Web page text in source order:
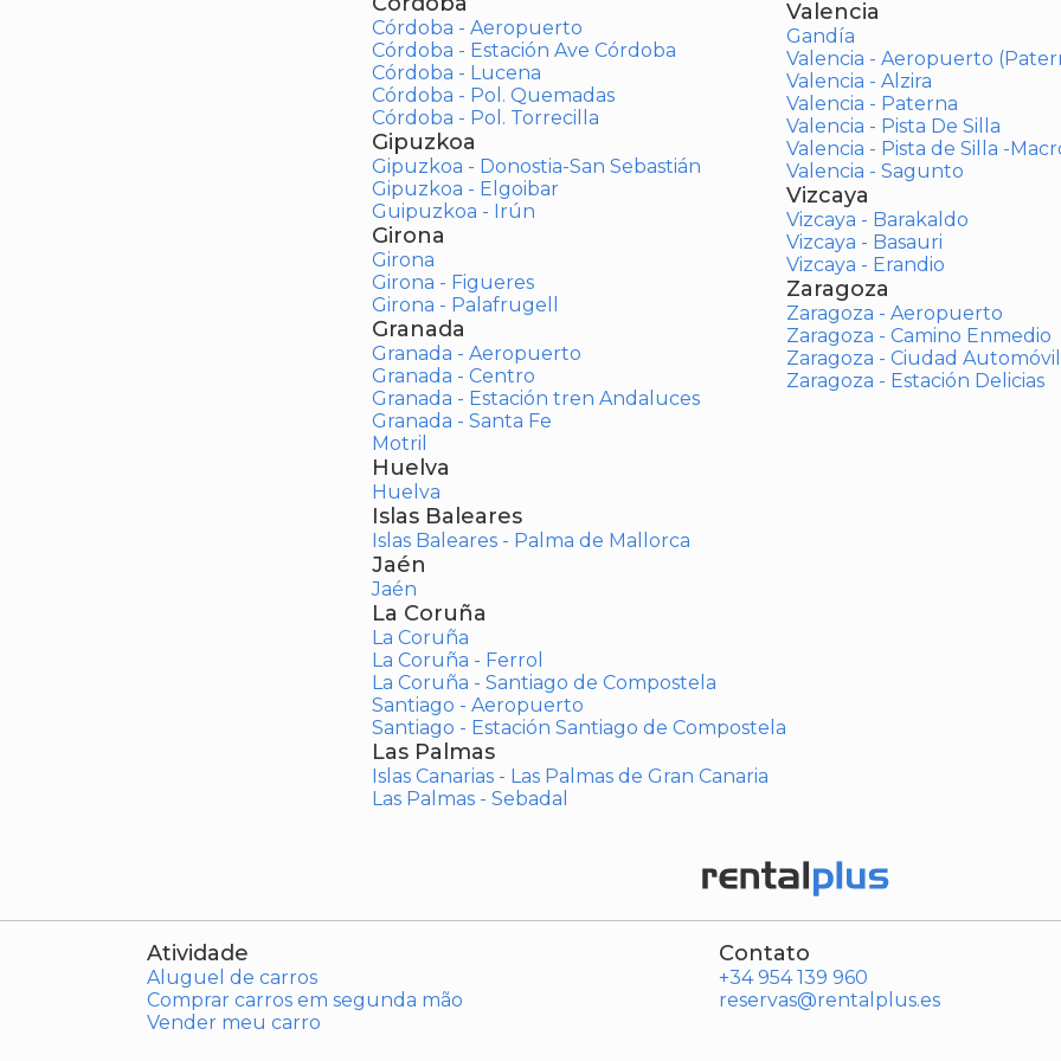
Córdoba - Aeropuerto
Córdoba - Estación Ave Córdoba
Córdoba - Lucena
Córdoba - Pol. Quemadas
Córdoba - Pol. Torrecilla
Gipuzkoa
Gipuzkoa - Donostia-San Sebastián
Gipuzkoa - Elgoibar
Guipuzkoa - Irún
Girona
Girona
Girona - Figueres
Girona - Palafrugell
Granada
Granada - Aeropuerto
Granada - Centro
Granada - Estación tren Andaluces
Granada - Santa Fe
Motril
Huelva
Huelva
Islas Baleares
Islas Baleares - Palma de Mallorca
Jaén
Jaén
La Coruña
La Coruña
La Coruña - Ferrol
La Coruña - Santiago de Compostela
Santiago - Aeropuerto
Santiago - Estación Santiago de Compostela
Las Palmas
Islas Canarias - Las Palmas de Gran Canaria
Las Palmas - Sebadal
Valencia
Gandía
Valencia - Aeropuerto
Valencia - Alzira
Valencia - Paterna
Valencia - Pista De Silla
Valencia - Pista de Silla -
Valencia - Sagunto
Vizcaya
Vizcaya - Barakaldo
Vizcaya - Basauri
Vizcaya - Erandio
Zaragoza
Zaragoza - Aeropuerto
Zaragoza - Camino Enmedio
Zaragoza - Ciudad Automóvil
Zaragoza - Estación Delicias
Atividade
Aluguel de carros
Comprar carros em segunda mão
Vender meu carro
Contato
+34 954 139 960
reservas@rentalplus.es